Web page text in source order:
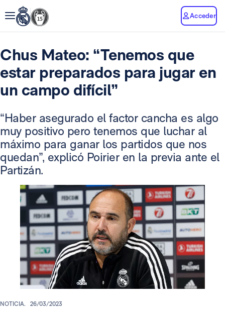
Acceder
Chus Mateo: “Tenemos que
estar preparados para jugar en
un campo difícil”
“Haber asegurado el factor cancha es algo
muy positivo pero tenemos que luchar al
máximo para ganar los partidos que nos
quedan”, explicó Poirier en la previa ante el
Partizán.
NOTICIA. 26/03/2023